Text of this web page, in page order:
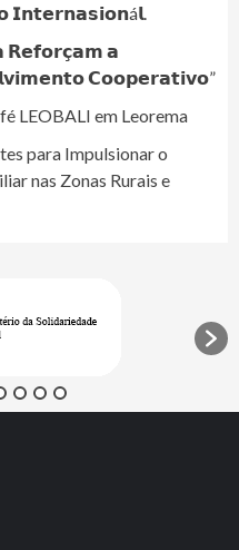
𝗜𝗻𝘁𝗲𝗿𝗻𝗮𝘀𝗶𝗼𝗻á𝗹.
𝗥𝗲𝗳𝗼𝗿𝗰̧𝗮𝗺 𝗮
𝗖𝗼𝗼𝗽𝗲𝗿𝗮𝘁𝗶𝘃𝗼”
LEOBALI em Leorema
para Impulsionar o
nas Zonas Rurais e